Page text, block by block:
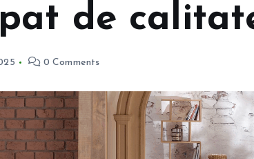
de
0 Comments